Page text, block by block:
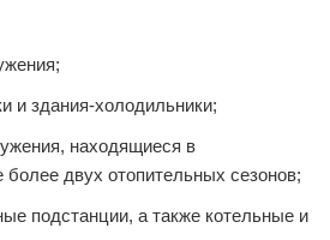
и здания-холодильники;
находящиеся в
более двух отопительных сезонов;
подстанции, а также котельные и